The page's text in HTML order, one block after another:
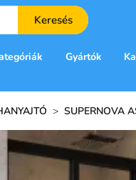
Keresés
Gyártók
> SUPERNOVA